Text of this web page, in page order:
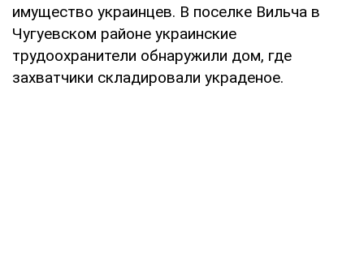
имущество украинцев. В поселке Вильча в
Чугуевском районе украинские
трудоохранители обнаружили дом, где
захватчики складировали украденое.